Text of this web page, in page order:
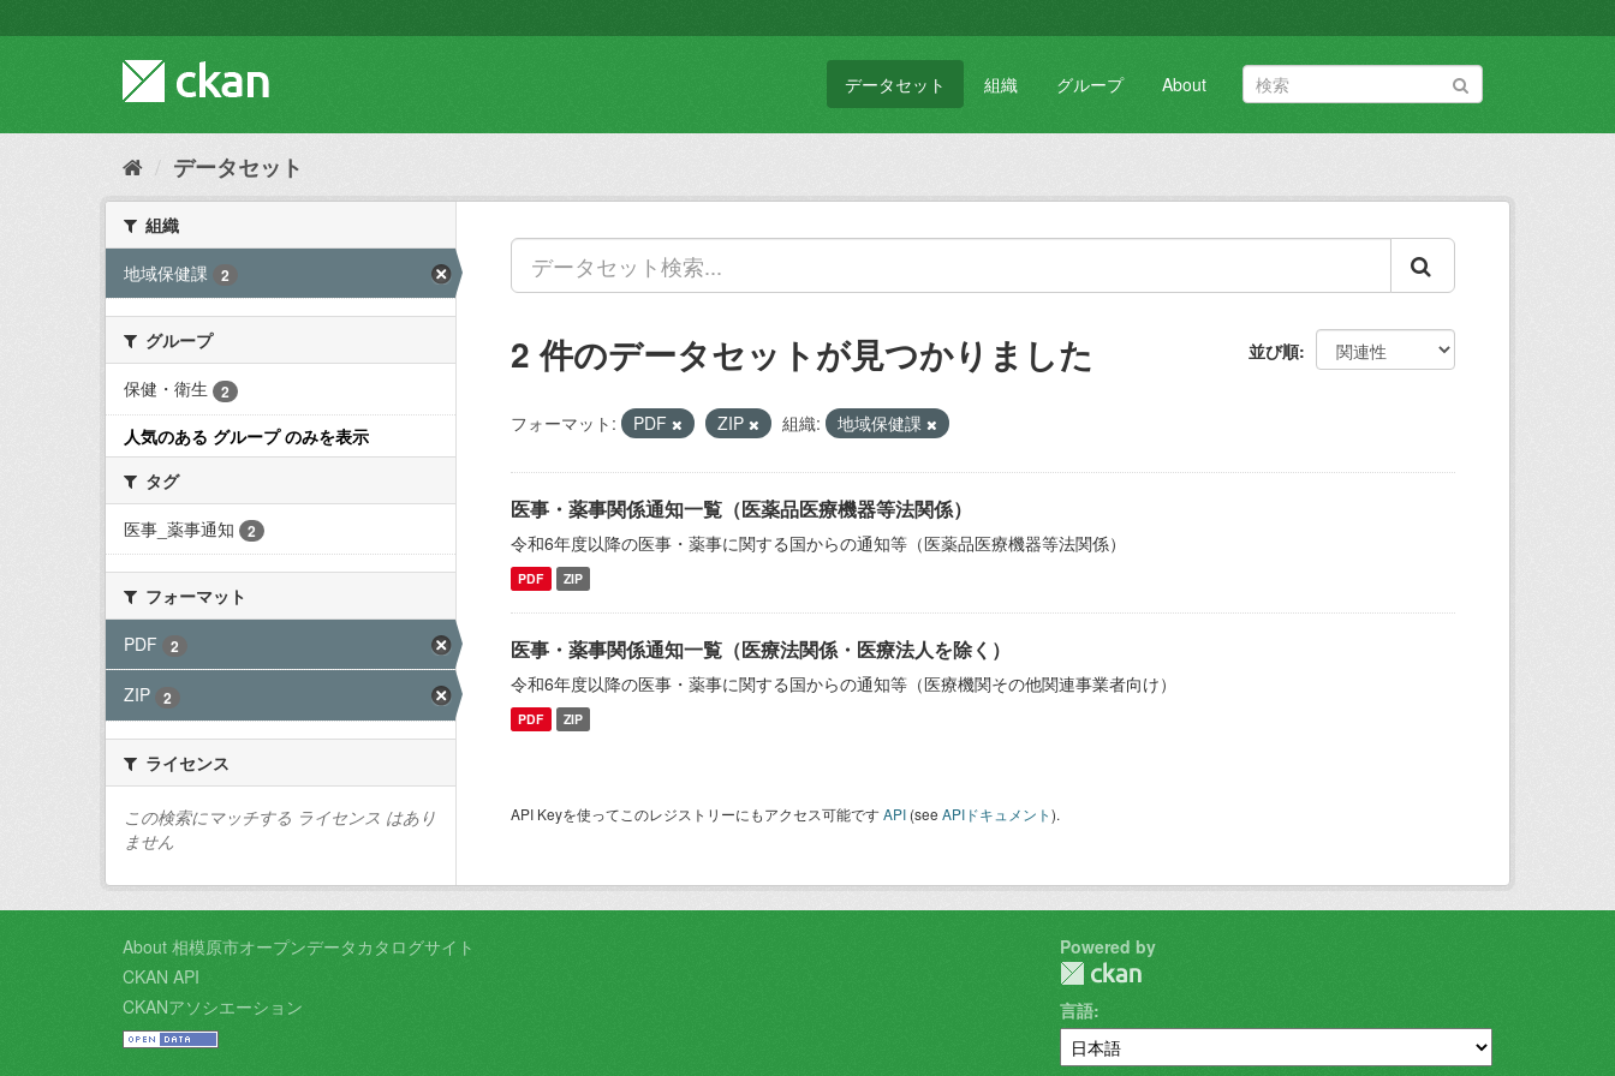
キ
て
データセット 組織 グループ About
データセット
組織
地域保健課
2
グループ
保健・衛生
2
人気のある グループ のみを表示
タグ
医事_薬事通知
2
フォーマット
PDF
2
ZIP 2
ライセンス
この検索にマッチする ライセンス はあり
ません
並び順
2 件のデータセットが見つかりました
フォーマット: PDF ZIP 組織: 地域保健課
医事・薬事関係通知一覧（医薬品医療機器等法関係）
令和6年度以降の医事・薬事に関する国からの通知等（医薬品医療機器等法関係）
PDF ZIP
医事・薬事関係通知一覧（医療法関係・医療法人を除く）
令和6年度以降の医事・薬事に関する国からの通知等（医療機関その他関連事業者向け）
PDF ZIP
API Keyを使ってこのレジストリーにもアクセス可能ですAPI (see APIドキュメント).
About 相模原市オープンデータカタログサイト
CKAN API
CKANアソシエーション
Powered by
言語